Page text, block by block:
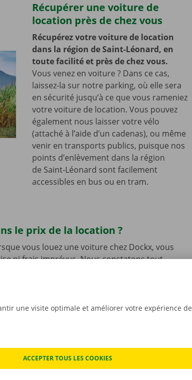
Récupérer une voiture de
location près de chez vous
Récupérez votre voiture de location
dans la région de Saint-Léonard, en
toute facilité et près de chez vous.
Vous venez en voiture ? Dans ce cas,
laissez-la sur notre parking, où elle sera
en sécurité jusqu’à ce que vous rameniez
votre voiture de location. Vous pouvez
également nous laisser votre vélo
(attaché à l’aide d’un cadenas), ou même
venir en transports publics, puisque nos
points d’enlèvement dans la région
de Saint-Léonard sont facilement
accessibles en bus ou en tram.
le prix de la location ?
vous louez une voiture chez Dockx, vous
ni frais imprévus. Nous constatons tout
sur notre service d’assistance et de
une visite optimale et améliorer votre expérience de
ACCEPTER TOUS LES COOKIES